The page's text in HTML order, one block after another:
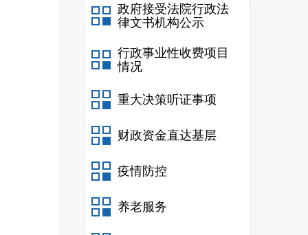
政府接受法院行政法
律文书机构公示
行政事业性收费项目
情况
重大决策听证事项
财政资金直达基层
疫情防控
养老服务